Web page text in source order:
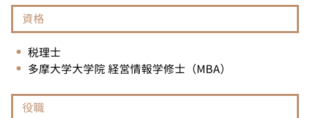
資格
税理士
多摩大学大学院 経営情報学修士（MBA）
役職